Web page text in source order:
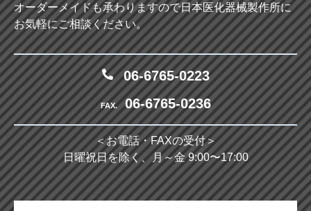
オーダーメイドも承わりますので日本医化器械製作所に
お気軽にご相談ください。
06-6765-0223
FAX. 06-6765-0236
＜お電話・FAXの受付＞
日曜祝日を除く、月～金 9:00〜17:00